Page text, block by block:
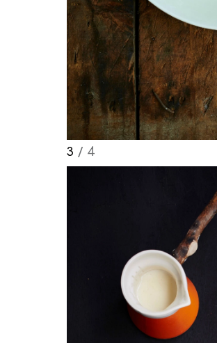
3 / 4